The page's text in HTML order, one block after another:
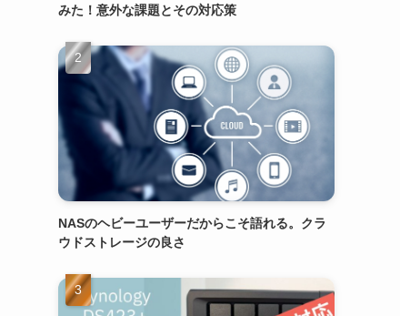
みた！意外な課題とその対応策
NASのヘビーユーザーだからこそ語れる。クラ
ウドストレージの良さ